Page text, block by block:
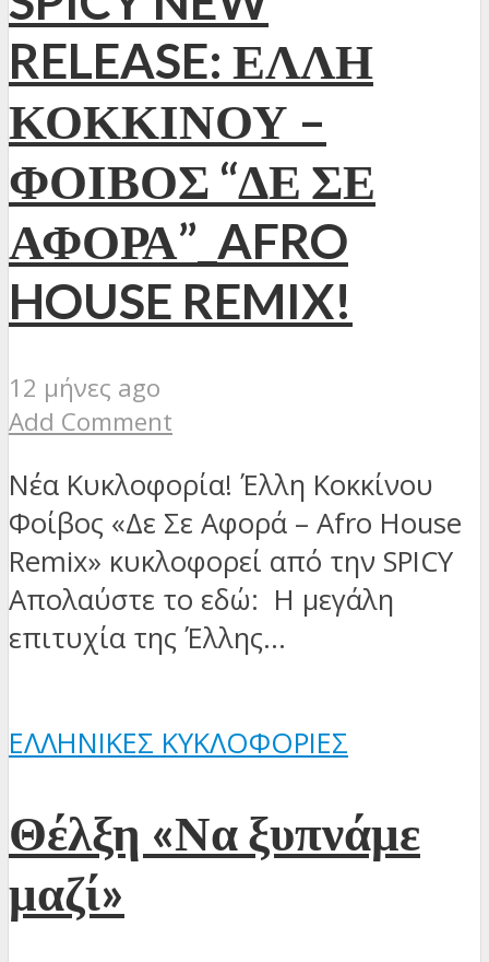
RELEASE: ΕΛΛΗ
ΚΟΚΚΙΝΟΥ –
ΦΟΙΒΟΣ “ΔΕ ΣΕ
ΑΦΟΡΑ”_AFRO
HOUSE REMIX!
12 μήνες ago
Add Comment
Νέα Κυκλοφορία! Έλλη Κοκκίνου
Φοίβος «Δε Σε Αφορά – Afro House
Remix» κυκλοφορεί από την SPICY
Απολαύστε το εδώ: Η μεγάλη
επιτυχία της Έλλης...
ΕΛΛΗΝΙΚΈΣ ΚΥΚΛΟΦΟΡΊΕΣ
Θέλξη «Να ξυπνάμε
μαζί»